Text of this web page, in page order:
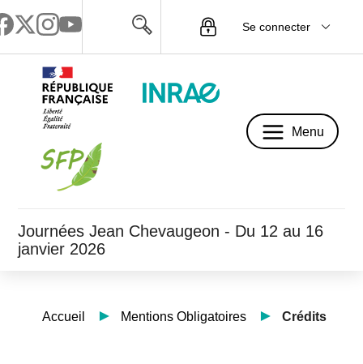
Se connecter
Menu
Journées Jean Chevaugeon - Du 12 au 16
janvier 2026
Accueil Mentions Obligatoires Crédits